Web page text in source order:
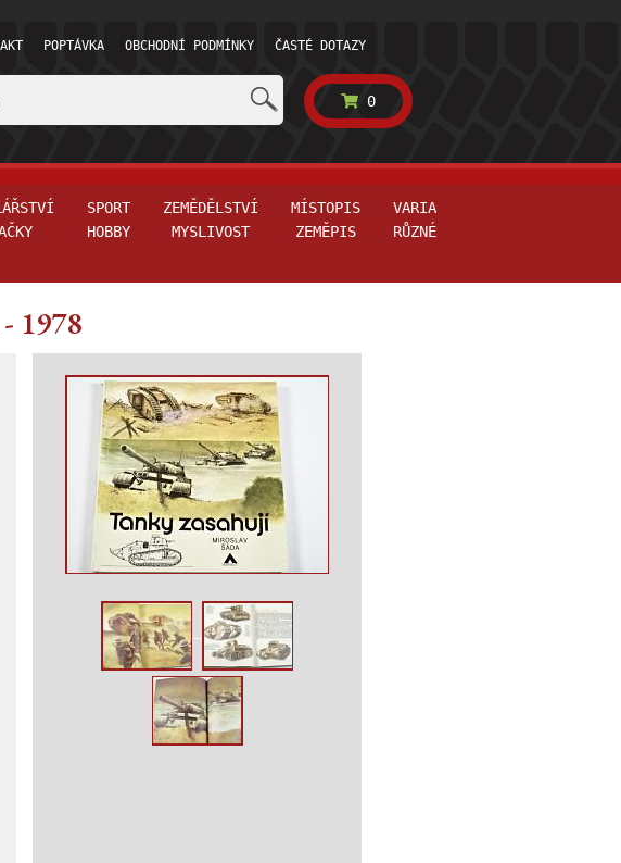
POPTÁVKA OBCHODNÍ PODMÍNKY ČASTÉ DOTAZY
0
SPORT
HOBBY
ZEMĚDĚLSTVÍ
MYSLIVOST
MÍSTOPIS
ZEMĚPIS
VARIA
RŮZNÉ
1978